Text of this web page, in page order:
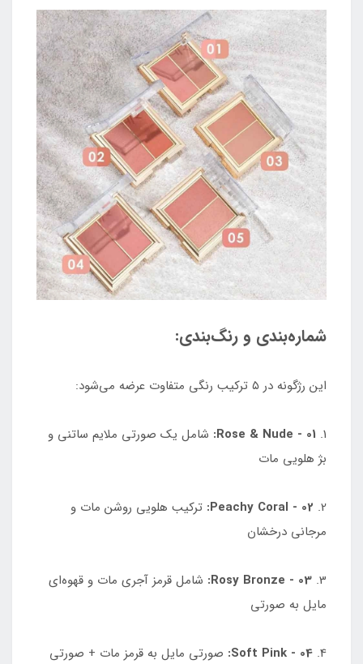
شماره‌بندی و رنگ‌بندی:
این رژگونه در ۵ ترکیب رنگی متفاوت عرضه می‌شود:
1.
01 - Rose & Nude:
شامل یک صورتی ملایم ساتنی و
بژ هلویی مات
2.
02 - Peachy Coral:
ترکیب هلویی روشن مات و
مرجانی درخشان
3.
03 - Rosy Bronze:
شامل قرمز آجری مات و قهوه‌ای
مایل به صورتی
4.
04 - Soft Pink:
صورتی مایل به قرمز مات + صورتی